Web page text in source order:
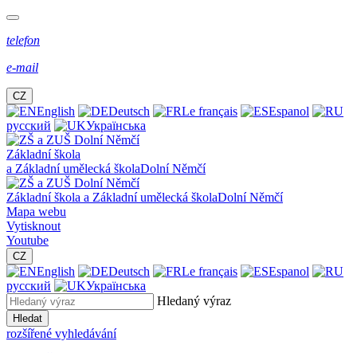
telefon
e-mail
CZ
English Deutsch Le français
Espanol
русский
Українська
Základní škola
a Základní umělecká školaDolní Němčí
Základní škola a Základní umělecká školaDolní Němčí
Mapa webu
Vytisknout
Youtube
CZ
English Deutsch Le français
Espanol
русский
Українська
Hledaný výraz
Hledat
rozšířené vyhledávání